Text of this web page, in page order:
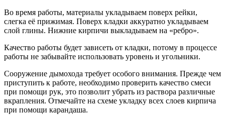
Во время работы, материалы укладываем поверх рейки,
слегка её прижимая. Поверх кладки аккуратно укладываем
слой глины. Нижние кирпичи выкладываем на «ребро».
Качество работы будет зависеть от кладки, потому в процессе
работы не забывайте использовать уровень и угольники.
Сооружение дымохода требует особого внимания. Прежде чем
приступить к работе, необходимо проверить качество смеси
при помощи рук, это позволит убрать из раствора различные
вкрапления. Отмечайте на схеме укладку всех слоев кирпича
при помощи карандаша.